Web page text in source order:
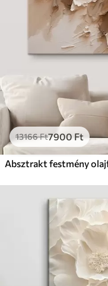
13166Ft7900Ft